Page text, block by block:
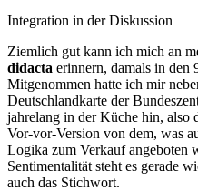
Integration in der Diskussion
Ziemlich gut kann ich mich an
didacta erinnern, damals in den
Mitgenommen hatte ich mir
Deutschlandkarte der
jahrelang in der Küche hin, also
Vor-vor-Version von dem, was
Logika zum Verkauf angeboten
Sentimentalität steht es gerade
auch das Stichwort.